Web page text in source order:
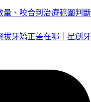
量、咬合到治療範圍判斷
拔牙矯正差在哪｜星創牙